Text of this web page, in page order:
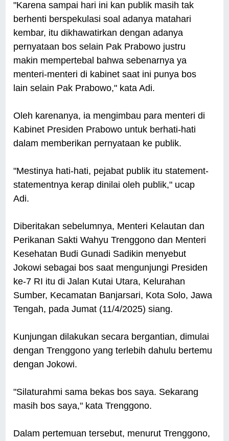
"Karena sampai hari ini kan publik masih tak
berhenti berspekulasi soal adanya matahari
kembar, itu dikhawatirkan dengan adanya
pernyataan bos selain Pak Prabowo justru
makin mempertebal bahwa sebenarnya ya
menteri-menteri di kabinet saat ini punya bos
lain selain Pak Prabowo," kata Adi.
Oleh karenanya, ia mengimbau para menteri di
Kabinet Presiden Prabowo untuk berhati-hati
dalam memberikan pernyataan ke publik.
"Mestinya hati-hati, pejabat publik itu statement-
statementnya kerap dinilai oleh publik," ucap
Adi.
Diberitakan sebelumnya, Menteri Kelautan dan
Perikanan Sakti Wahyu Trenggono dan Menteri
Kesehatan Budi Gunadi Sadikin menyebut
Jokowi sebagai bos saat mengunjungi Presiden
ke-7 RI itu di Jalan Kutai Utara, Kelurahan
Sumber, Kecamatan Banjarsari, Kota Solo, Jawa
Tengah, pada Jumat (11/4/2025) siang.
Kunjungan dilakukan secara bergantian, dimulai
dengan Trenggono yang terlebih dahulu bertemu
dengan Jokowi.
"Silaturahmi sama bekas bos saya. Sekarang
masih bos saya," kata Trenggono.
Dalam pertemuan tersebut, menurut Trenggono,